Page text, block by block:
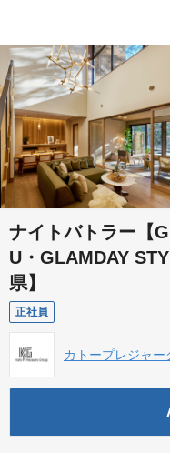
ナイトバトラー【
U・GLAMDAY
県】
正社員
カトープレジャ